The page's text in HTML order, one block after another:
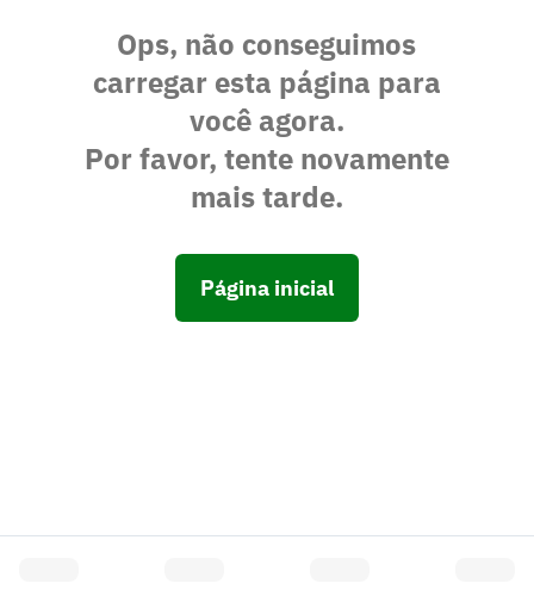
Ops, não conseguimos
carregar esta página para
você agora.
Por favor, tente novamente
mais tarde.
Página inicial